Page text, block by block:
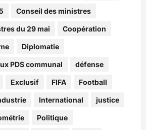
Conseil des ministres
du 29 mai Coopération
Diplomatie
PDS communal défense
Exclusif FIFA Football
International justice
Politique